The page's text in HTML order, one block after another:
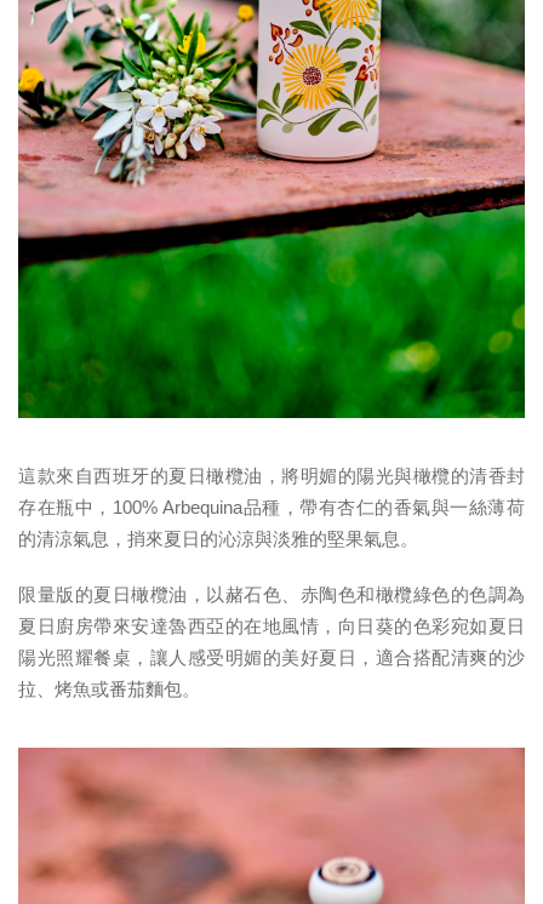
這款來自西班牙的夏日橄欖油，將明媚的陽光與橄欖的清香封
存在瓶中，100% Arbequina品種，帶有杏仁的香氣與一絲薄荷
的清涼氣息，捎來夏日的沁涼與淡雅的堅果氣息。
限量版的夏日橄欖油，以赭石色、赤陶色和橄欖綠色的色調為
夏日廚房帶來安達魯西亞的在地風情，向日葵的色彩宛如夏日
陽光照耀餐桌，讓人感受明媚的美好夏日，適合搭配清爽的沙
拉、烤魚或番茄麵包。